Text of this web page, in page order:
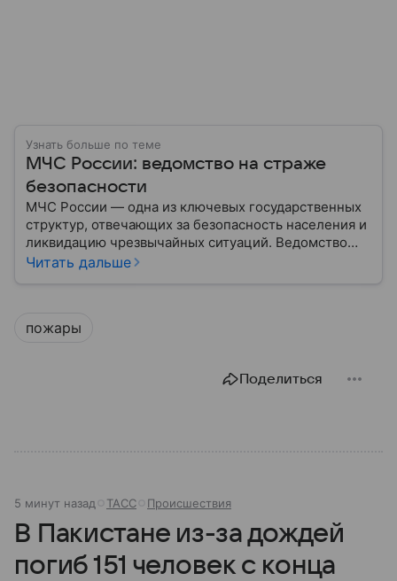
Узнать больше по теме
МЧС России: ведомство на страже
безопасности
МЧС России — одна из ключевых государственных
структур, отвечающих за безопасность населения и
ликвидацию чрезвычайных ситуаций. Ведомство
играет важную роль в защите граждан от
задачи выполняет и какую роль играет в
Читать дальше
пожары
Поделиться
5 минут назад ТАСС Происшествия
В Пакистане из-за дождей
погиб 151 человек с конца